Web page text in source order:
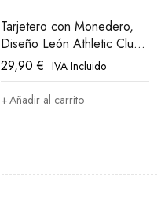
Tarjetero con Monedero,
Diseño León Athletic Club
Bilbao
29,90€ IVA Incluido
Añadir al carrito